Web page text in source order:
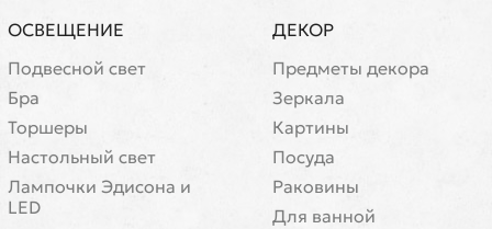
ОСВЕЩЕНИЕ
Подвесной свет
Бра
Торшеры
Настольный свет
Лампочки Эдисона и
LED
ДЕКОР
Предметы декора
Зеркала
Картины
Посуда
Раковины
Для ванной